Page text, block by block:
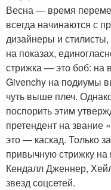
Весна — время
всегда начинаются с
дизайнеры и
на показах,
стрижка — это боб: на
Givenchy на подиумы
чуть выше плеч.
поспорить этим
претендент на звание
это — каскад. Только
привычную стрижку на
Кендалл Дженнер,
звезд соцсетей.